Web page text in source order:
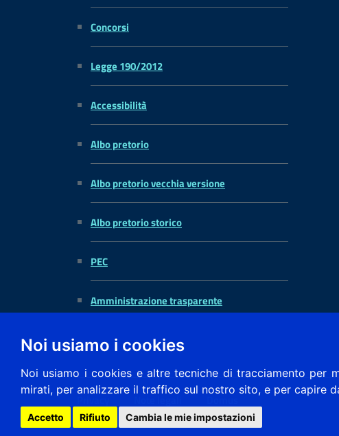
Noi usiamo i cookies
Noi usiamo i cookies e altre tecniche di tracciamento per
mirati, per analizzare il traffico sul nostro sito, e per capire
Accetto Rifiuto Cambia le mie impostazioni
Concorsi
Legge 190/2012
Accessibilità
Albo pretorio
Albo pretorio vecchia versione
Albo pretorio storico
PEC
Amministrazione trasparente
Privacy Note legali Domus